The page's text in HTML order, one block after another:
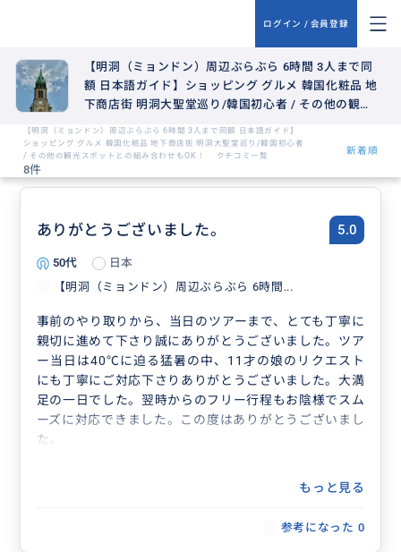
ログイン / 会員登録
【明洞（ミョンドン）周辺ぶらぶら 6時間 3人まで同
額 日本語ガイド】ショッピング グルメ 韓国化粧品 地
下商店街 明洞大聖堂巡り/韓国初心者 / その他の観光
【明洞（ミョンドン）周辺ぶらぶら 6時間 3人まで同額 日本語ガイド】
ショッピング グルメ 韓国化粧品 地下商店街 明洞大聖堂巡り/韓国初心者
/ その他の観光スポットとの組み合わせもOK！ クチコミ一覧
8件
新着順
ありがとうございました。 5.0
50代
日本
【明洞（ミョンドン）周辺ぶらぶら 6時間...
事前のやり取りから、当日のツアーまで、とても丁寧に
親切に進めて下さり誠にありがとうございました。ツア
ー当日は40℃に迫る猛暑の中、11才の娘のリクエスト
にも丁寧にご対応下さりありがとうございました。大満
足の一日でした。翌時からのフリー行程もお陰様でスム
ーズに対応できました。この度はありがとうございまし
た。
もっと見る
参考になった 0